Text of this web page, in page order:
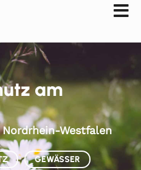
am
Nordrhein-Westfalen
GEWÄSSER